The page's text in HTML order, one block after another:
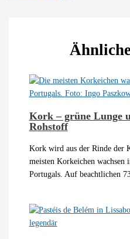
Kork – grüne Lunge
Rohstoff
Kork wird aus der Rinde der
meisten Korkeichen wachsen
Portugals. Auf beachtlichen